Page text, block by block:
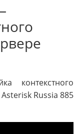
контекстного
Russia 885